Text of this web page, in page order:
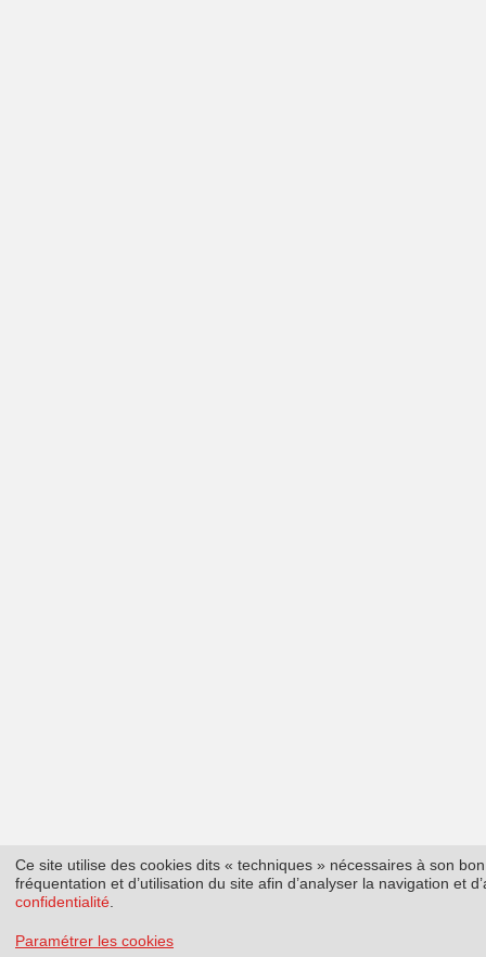
Ce site utilise des cookies dits « techniques » nécessaires à son
fréquentation et d’utilisation du site afin d’analyser la navigation et
confidentialité
Paramétrer les cookies